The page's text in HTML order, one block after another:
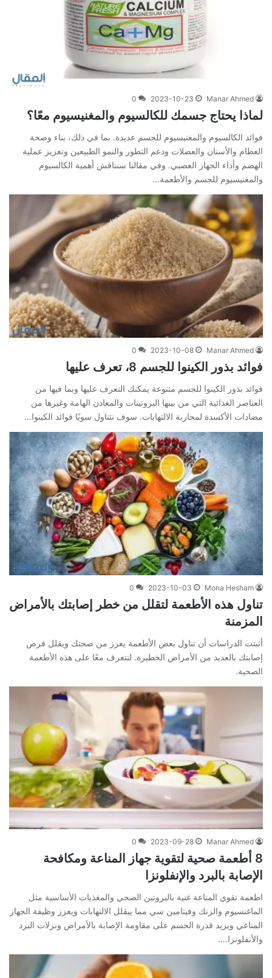
Manar Ahmed
2023-10-23
0
لماذا يحتاج جسمك للكالسيوم والمغنيسيوم معًا؟
فوائد الكالسيوم والمغنيسيوم للجسم عديدة. بما في ذلك، بناء وصحة
العظام والأسنان والعضلات ودعم التطور والنمو الطبيعين وتعزيز عملية
الهضم وأداء الجهاز العصبي. وفي مقالنا سنناقش أهمية الكالسيوم
والمغنيسيوم للجسم والأطعمة…
Manar Ahmed
2023-10-08
0
فوائد بذور الكينوا للجسم 8، تعرف عليها
فوائد بذور الكينوا للجسم متنوعة يمكنك التعرف عليها وبما فيها من
العناصر الغذائية التي من بينها البروتينات والمعادن الهامة وغيرها من
مضادات الأكسدة لمحاربة الالتهابات. سوف نتناول سويًا فوائد الكينوا…
Mona Hesham
2023-10-03
0
تناول هذه الأطعمة لتقلل من خطر إصابتك بالأمراض
المزمنة
أثبتت الدراسات أن تناول بعض الأطعمة يعزز من صحتك ويقلل فرص
إصابتك بالعديد من الأمراض الخطيرة. لنتعرف معًا على هذه الأطعمة
الصحية.
Manar Ahmed
2023-09-28
0
8 أطعمة صحية لتقوية جهاز المناعة ومكافحة
الإصابة بالبرد والإنفلونزا
اطعمة تقوي المناعة غنية بالبروتين الصحي والمغذيات الأساسية مثل
الماغنسيوم والزنك وفيتامين سي مما ييقلل الالتهابات ويعزز وظيفة الجهاز
المناعي ويزيد قدرة الجسم على مقاومة الإصابة بالأمراض ونزلات البرد
والأنفلونزا.…